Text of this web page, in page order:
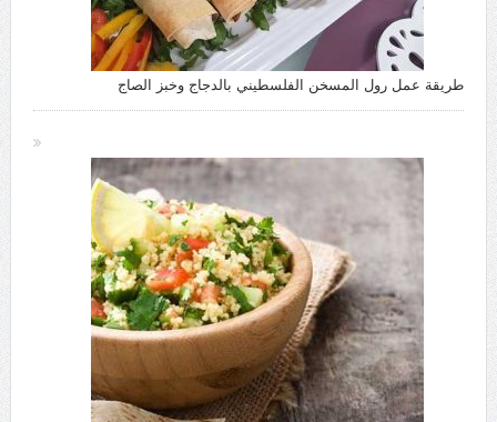
طريقة عمل رول المسخن الفلسطيني بالدجاج وخبز الصاج